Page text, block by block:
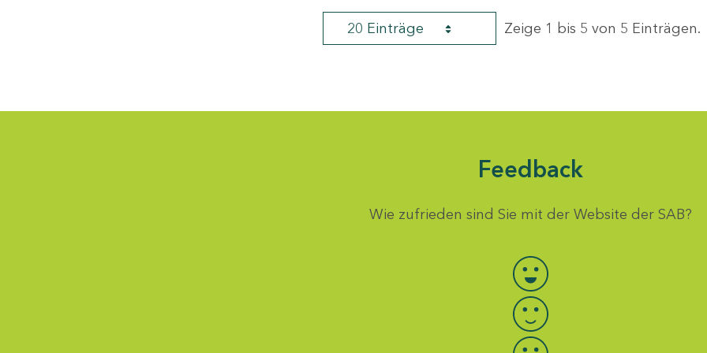
20 Einträge Zeige 1 bis 5 von 5 Einträgen.
Feedback
Wie zufrieden sind Sie mit der Website der SAB?
Bewertung auswählen